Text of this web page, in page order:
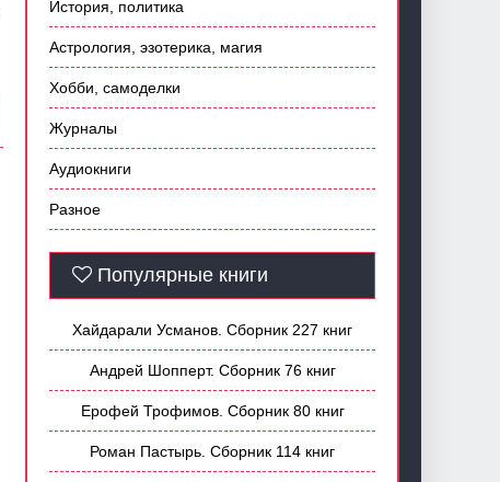
История, политика
Астрология, эзотерика, магия
Хобби, самоделки
Журналы
Аудиокниги
Разное
Популярные книги
Хайдарали Усманов. Сборник 227 книг
Андрей Шопперт. Сборник 76 книг
Ерофей Трофимов. Сборник 80 книг
Роман Пастырь. Сборник 114 книг